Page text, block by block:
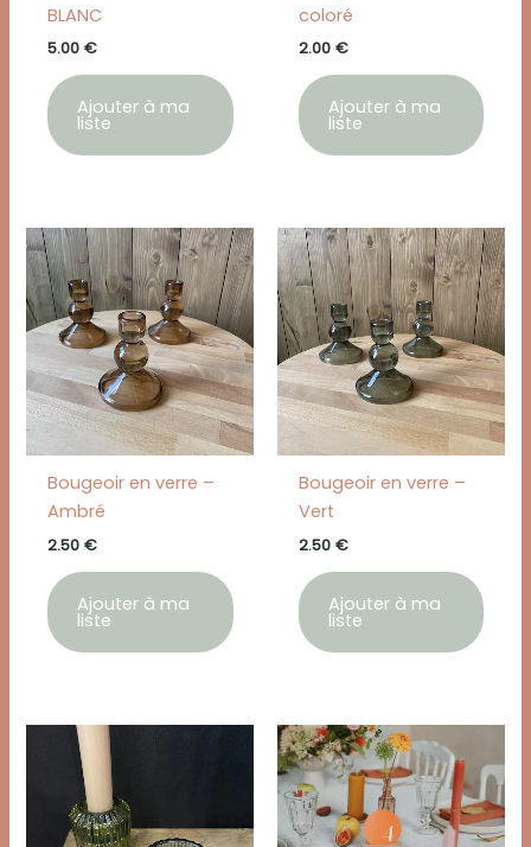
BLANC
5.00 €
Ajouter à ma
liste
coloré
2.00 €
Ajouter à ma
liste
Bougeoir en verre –
Ambré
2.50 €
Ajouter à ma
liste
Bougeoir en verre –
Vert
2.50 €
Ajouter à ma
liste